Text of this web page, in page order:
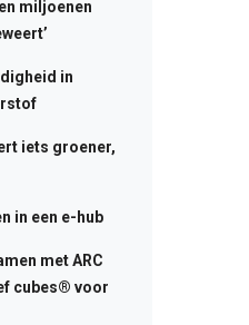
miljoenen
in
iets groener,
in een e-hub
met ARC
cubes® voor